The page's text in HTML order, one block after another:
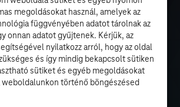
megoldásokat használ, amelyek az
függvényében adatot tárolnak az
onnan adatot gyűjtenek. Kérjük, az
nyilatkozz arról, hogy az oldal
és így mindig bekapcsolt sütiken
sütiket és egyéb megoldásokat
weboldalunkon történő böngészésed